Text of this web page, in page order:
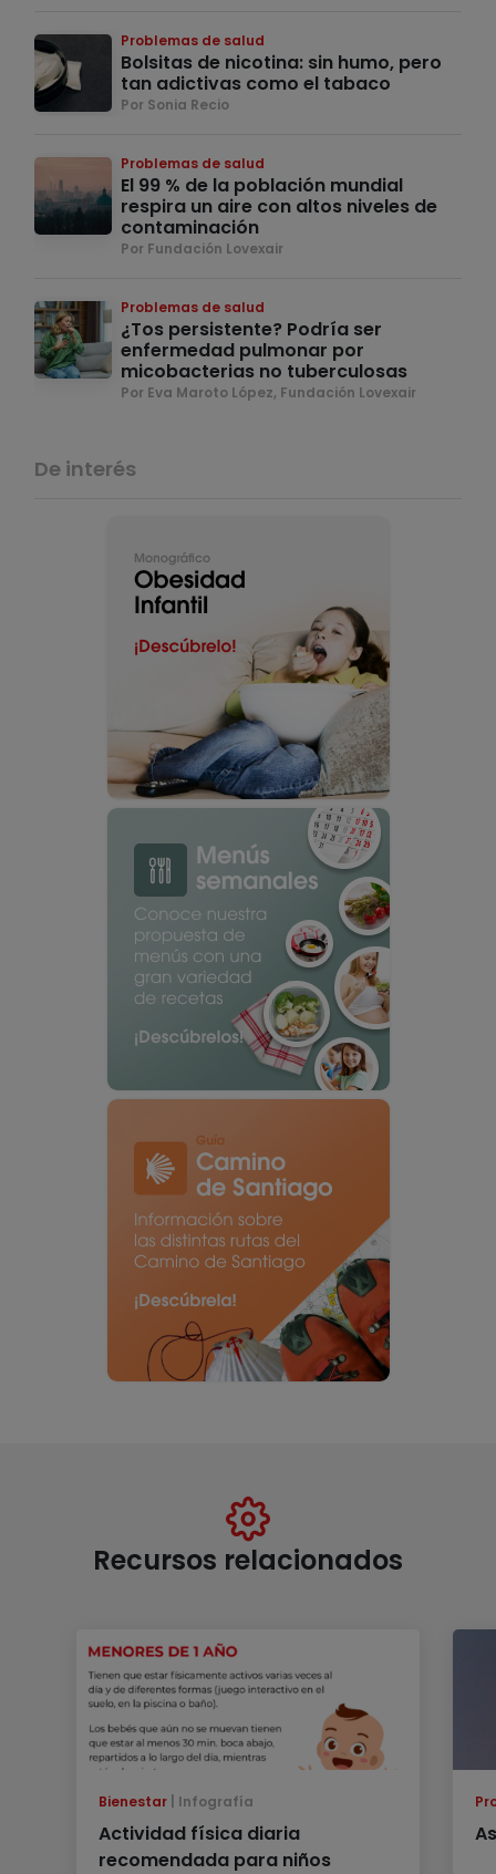
Problemas de salud
Bolsitas de nicotina: sin humo, pero
tan adictivas como el tabaco
Por Sonia Recio
Problemas de salud
El 99 % de la población mundial
respira un aire con altos niveles de
contaminación
Por Fundación Lovexair
Problemas de salud
¿Tos persistente? Podría ser
enfermedad pulmonar por
micobacterias no tuberculosas
Por Eva Maroto López, Fundación Lovexair
De interés
Recursos relacionados
Bienestar Infografía
Actividad física diaria
recomendada para niños